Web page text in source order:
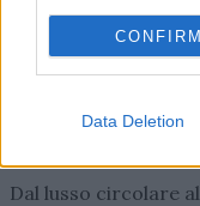
CONFIRM
Data Deletion
AZIENDE E MERCATI
Dal lusso circolare